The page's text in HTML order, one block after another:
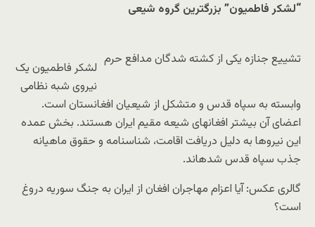
“لشکر فاطمیون” بزرگترین گروه شیعی
تشییع جنازه یکی از کشته شدگان مدافع حرم
لشکر فاطمیون یک
نیروی شبه نظامی
وابسته به سپاه قدس و متشکل از شیعیان افغانستان است.
اعضای آن بیشتر افغان​های شیعه مقیم ایران هستند. بخش عمده
این نیروها به دلیل دریافت اقامت، شناسنامه و حقوق ماهیانه
جذب سپاه قدس شده​اند.
گالری عکس: آیا اعزام مهاجران افغان از ایران به جنگ سوریه دروغ
است؟